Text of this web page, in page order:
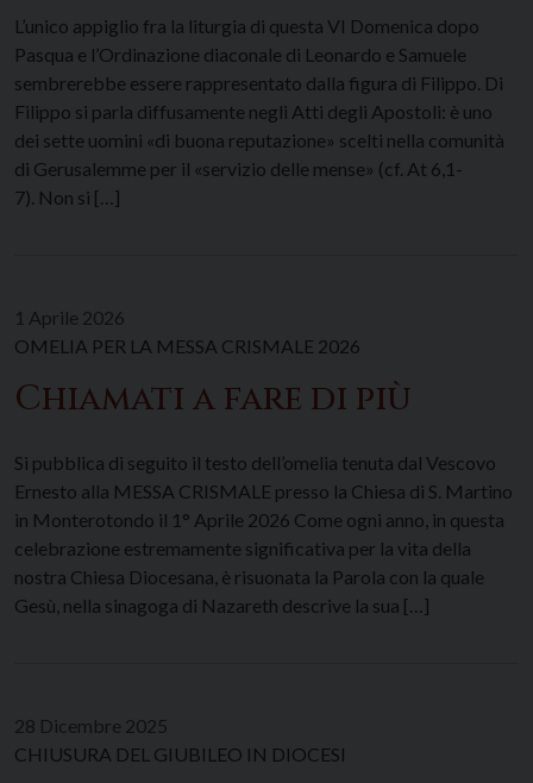
L’unico appiglio fra la liturgia di questa VI Domenica dopo
Pasqua e l’Ordinazione diaconale di Leonardo e Samuele
sembrerebbe essere rappresentato dalla figura di Filippo. Di
Filippo si parla diffusamente negli Atti degli Apostoli: è uno
dei sette uomini «di buona reputazione» scelti nella comunità
di Gerusalemme per il «servizio delle mense» (cf. At 6,1-
7). Non si […]
1 Aprile 2026
OMELIA PER LA MESSA CRISMALE 2026
Chiamati a fare di più
Si pubblica di seguito il testo dell’omelia tenuta dal Vescovo
Ernesto alla MESSA CRISMALE presso la Chiesa di S. Martino
in Monterotondo il 1° Aprile 2026 Come ogni anno, in questa
celebrazione estremamente significativa per la vita della
nostra Chiesa Diocesana, è risuonata la Parola con la quale
Gesù, nella sinagoga di Nazareth descrive la sua […]
28 Dicembre 2025
CHIUSURA DEL GIUBILEO IN DIOCESI